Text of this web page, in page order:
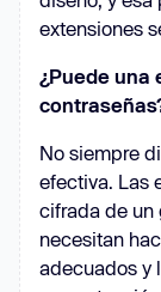
extensiones
¿Puede una
No siempre
efectiva. Las
cifrada de un
necesitan
adecuados y